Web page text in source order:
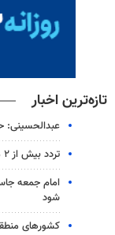
تازه‌ترین اخبار
تردد بیش از ۲ میلیون خودرو از محور اسدآباد در ایام اربعین
امام جمعه
شود
کشورهای